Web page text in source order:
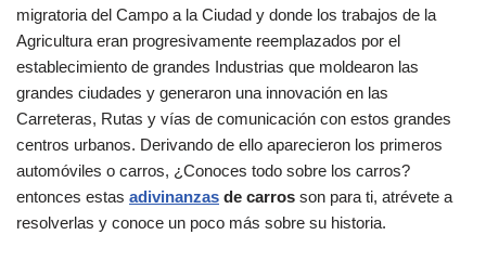
migratoria del Campo a la Ciudad y donde los trabajos de la
Agricultura eran progresivamente reemplazados por el
establecimiento de grandes Industrias que moldearon las
grandes ciudades y generaron una innovación en las
Carreteras, Rutas y vías de comunicación con estos grandes
centros urbanos. Derivando de ello aparecieron los primeros
automóviles o carros, ¿Conoces todo sobre los carros?
entonces estas adivinanzas de carros son para ti, atrévete a
resolverlas y conoce un poco más sobre su historia.